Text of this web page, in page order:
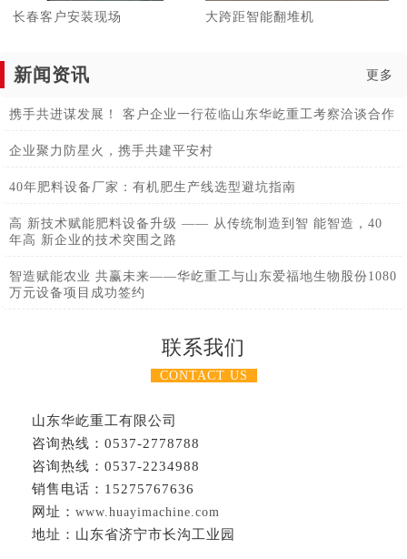
长春客户安装现场 大跨距智能翻堆机
新闻资讯 更多
携手共进谋发展！ 客户企业一行莅临山东华屹重工考察洽谈合作
企业聚力防星火，携手共建平安村
40年肥料设备厂家：有机肥生产线选型避坑指南
高 新技术赋能肥料设备升级 —— 从传统制造到智 能智造，40
年高 新企业的技术突围之路
智造赋能农业 共赢未来——华屹重工与山东爱福地生物股份1080
万元设备项目成功签约
联系我们
CONTACT US
山东华屹重工有限公司
咨询热线：0537-2778788
咨询热线：0537-2234988
销售电话：15275767636
网址： www.huayimachine.com
地址：山东省济宁市长沟工业园